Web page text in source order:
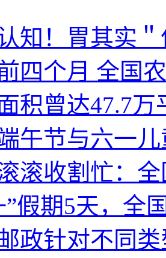
知！胃其实
四个月 全国
积曾达47.7万
午节与六一
滚收割忙：
”假期5天，全
政针对不同